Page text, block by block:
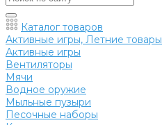
Каталог товаров
Активные игры, Летние товары
Активные игры
Вентиляторы
Мячи
Водное оружие
Мыльные пузыри
Песочные наборы